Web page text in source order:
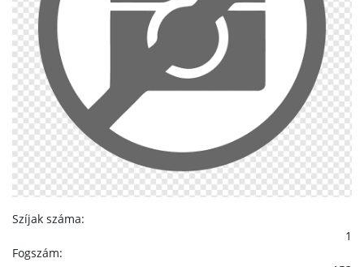
Szíjak száma:
1
Fogszám: